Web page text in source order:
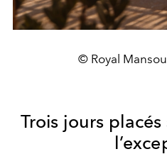
© Royal
Trois jours